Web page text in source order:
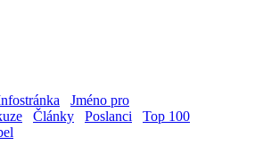
Jméno pro
Články Poslanci
Top 100